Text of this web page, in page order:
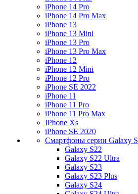
iPhone 14 Pro
iPhone 14 Pro Max
iPhone 13
iPhone 13 Mini
iPhone 13 Pro
iPhone 13 Pro Max
iPhone 12
iPhone 12 Mini
iPhone 12 Pro
iPhone SE 2022
iPhone 11
iPhone 11 Pro
iPhone 11 Pro Max
IPhone Xs
iPhone SE 2020
Смартфоны серии Galaxy S
Galaxy S22
Galaxy S22 Ultra
Galaxy S23
Galaxy S23 Plus
Galaxy S24